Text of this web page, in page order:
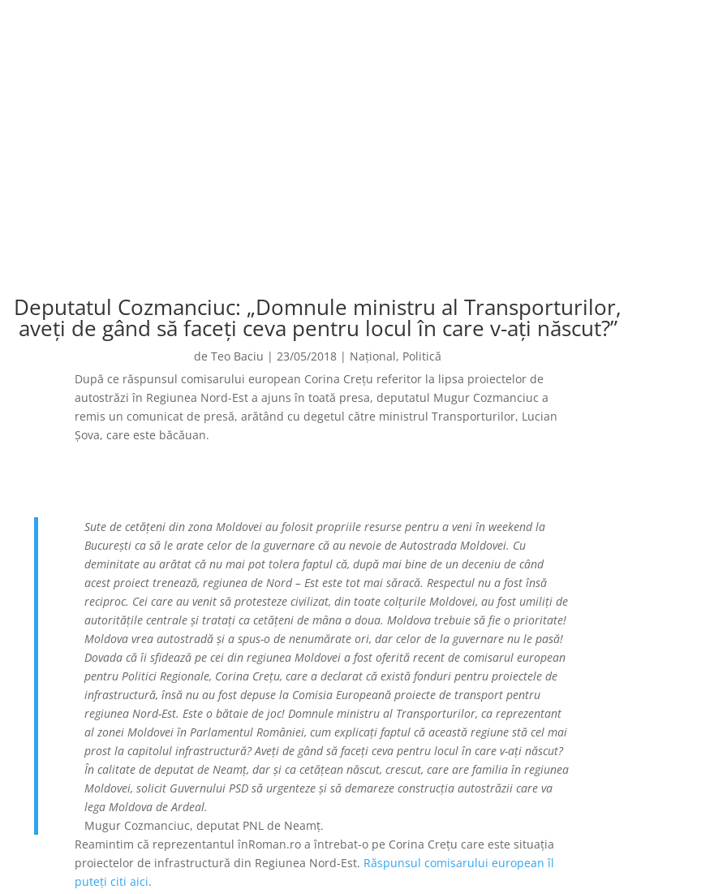
Deputatul Cozmanciuc: „Domnule ministru al Transporturilor,
aveți de gând să faceți ceva pentru locul în care v-ați născut?”
deTeo Baciu |23/05/2018 | Național, Politică
După ce răspunsul comisarului european Corina Crețu referitor la lipsa proiectelor de
autostrăzi în Regiunea Nord-Est a ajuns în toată presa, deputatul Mugur Cozmanciuc a
remis un comunicat de presă, arătând cu degetul către ministrul Transporturilor, Lucian
Șova, care este băcăuan.
Sute de cetățeni din zona Moldovei au folosit propriile resurse pentru a veni în weekend la
București ca să le arate celor de la guvernare că au nevoie de Autostrada Moldovei. Cu
deminitate au arătat că nu mai pot tolera faptul că, după mai bine de un deceniu de când
acest proiect trenează, regiunea de Nord – Est este tot mai săracă. Respectul nu a fost însă
reciproc. Cei care au venit să protesteze civilizat, din toate colțurile Moldovei, au fost umiliți de
autoritățile centrale și tratați ca cetățeni de mâna a doua. Moldova trebuie să fie o prioritate!
Moldova vrea autostradă și a spus-o de nenumărate ori, dar celor de la guvernare nu le pasă!
Dovada că îi sfidează pe cei din regiunea Moldovei a fost oferită recent de comisarul european
pentru Politici Regionale, Corina Crețu, care a declarat că există fonduri pentru proiectele de
infrastructură, însă nu au fost depuse la Comisia Europeană proiecte de transport pentru
regiunea Nord-Est. Este o bătaie de joc! Domnule ministru al Transporturilor, ca reprezentant
al zonei Moldovei în Parlamentul României, cum explicați faptul că această regiune stă cel mai
prost la capitolul infrastructură? Aveți de gând să faceți ceva pentru locul în care v-ați născut?
În calitate de deputat de Neamț, dar și ca cetățean născut, crescut, care are familia în regiunea
Moldovei, solicit Guvernului PSD să urgenteze și să demareze construcția autostrăzii care va
lega Moldova de Ardeal.
Mugur Cozmanciuc, deputat PNL de Neamț.
Reamintim că reprezentantul înRoman.ro a întrebat-o pe Corina Crețu care este situația
proiectelor de infrastructură din Regiunea Nord-Est. Răspunsul comisarului european îl
puteți citi aici.